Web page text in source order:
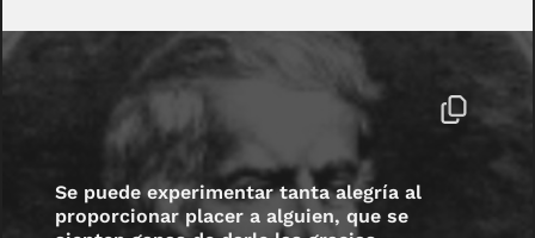
Se puede experimentar tanta alegría al
proporcionar placer a alguien, que se